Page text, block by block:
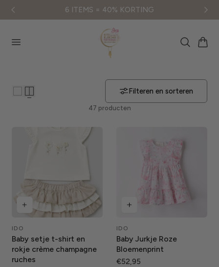
de inhoud 6 ITEMS = 40% KORTING
Filteren en sorteren
47 producten
Leverancier:
IDO
Baby setje t-shirt en
rokje crème champagne
ruches
Leverancier:
IDO
Baby Jurkje Roze
Bloemenprint
Normale
€52,95